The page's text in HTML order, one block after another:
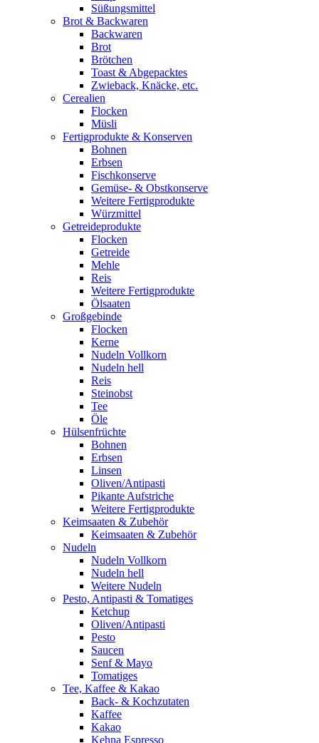
Süßungsmittel
Brot & Backwaren
Backwaren
Brot
Brötchen
Toast & Abgepacktes
Zwieback, Knäcke, etc.
Cerealien
Flocken
Müsli
Fertigprodukte & Konserven
Bohnen
Erbsen
Fischkonserve
Gemüse- & Obstkonserve
Weitere Fertigprodukte
Würzmittel
Getreideprodukte
Flocken
Getreide
Mehle
Reis
Weitere Fertigprodukte
Ölsaaten
Großgebinde
Flocken
Kerne
Nudeln Vollkorn
Nudeln hell
Reis
Steinobst
Tee
Öle
Hülsenfrüchte
Bohnen
Erbsen
Linsen
Oliven/Antipasti
Pikante Aufstriche
Weitere Fertigprodukte
Keimsaaten & Zubehör
Keimsaaten & Zubehör
Nudeln
Nudeln Vollkorn
Nudeln hell
Weitere Nudeln
Pesto, Antipasti & Tomatiges
Ketchup
Oliven/Antipasti
Pesto
Saucen
Senf & Mayo
Tomatiges
Tee, Kaffee & Kakao
Back- & Kochzutaten
Kaffee
Kakao
Kehna Espresso